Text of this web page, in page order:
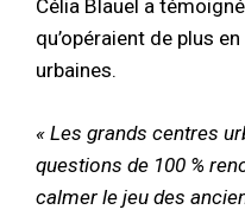
Célia Blauel a
qu’opéraient de plus
urbaines.
« Les grands centres
questions de 100 %
calmer le jeu des